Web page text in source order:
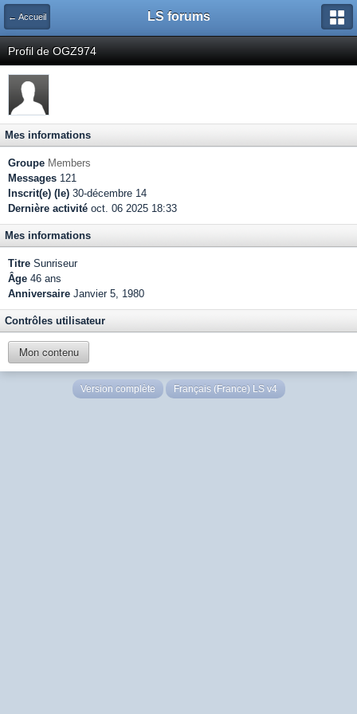
← Accueil LS forums
Profil de OGZ974
Mes informations
Groupe Members
Messages 121
Inscrit(e) (le) 30-décembre 14
Dernière activité oct. 06 2025 18:33
Mes informations
Titre Sunriseur
Âge 46 ans
Anniversaire Janvier 5, 1980
Contrôles utilisateur
Mon contenu
Version complète Français (France) LS v4